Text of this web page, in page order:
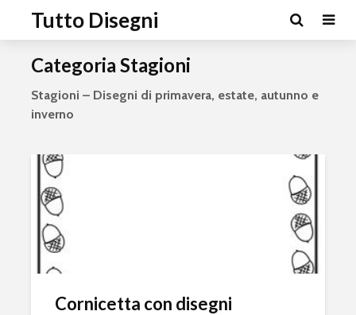
Tutto Disegni
Categoria Stagioni
Stagioni – Disegni di primavera, estate, autunno e
inverno
Cornicetta con disegni